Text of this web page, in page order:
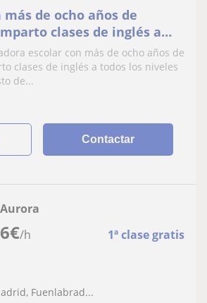
de ocho años de
clases de inglés a
escolares y refuerzo del
en Primaria
escolar con más de ocho años de
clases de inglés a todos los niveles
de...
Contactar
6€/h 1ª clase gratis
Aurora
Fuenlabrad...